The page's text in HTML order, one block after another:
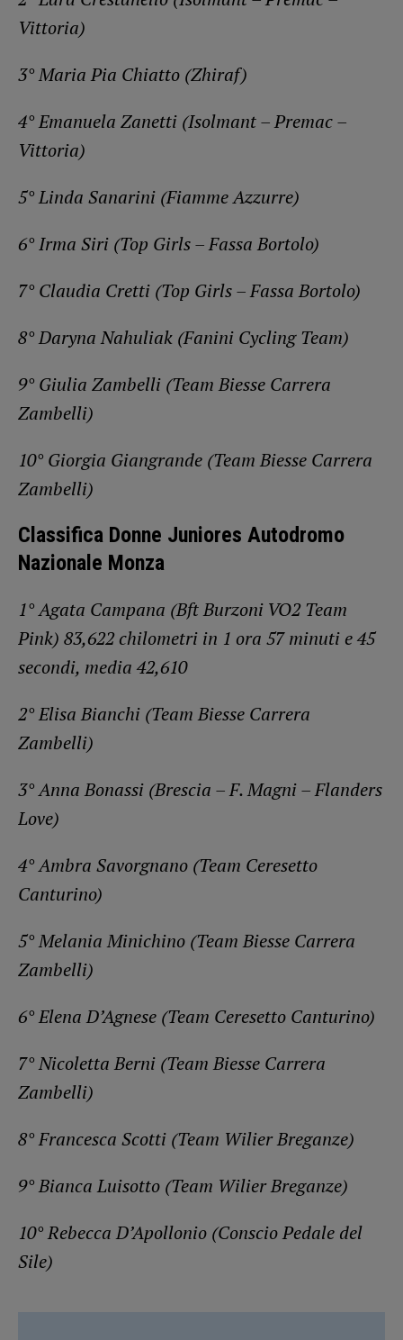
Vittoria)
3° Maria Pia Chiatto (Zhiraf)
4° Emanuela Zanetti (Isolmant – Premac –
Vittoria)
5° Linda Sanarini (Fiamme Azzurre)
6° Irma Siri (Top Girls – Fassa Bortolo)
7° Claudia Cretti (Top Girls – Fassa Bortolo)
8° Daryna Nahuliak (Fanini Cycling Team)
9° Giulia Zambelli (Team Biesse Carrera
Zambelli)
10° Giorgia Giangrande (Team Biesse Carrera
Zambelli)
Classifica Donne Juniores Autodromo
Nazionale Monza
1° Agata Campana (Bft Burzoni VO2 Team
Pink) 83,622 chilometri in 1 ora 57 minuti e 45
secondi, media 42,610
2° Elisa Bianchi (Team Biesse Carrera
Zambelli)
3° Anna Bonassi (Brescia – F. Magni – Flanders
Love)
4° Ambra Savorgnano (Team Ceresetto
Canturino)
5° Melania Minichino (Team Biesse Carrera
Zambelli)
6° Elena D’Agnese (Team Ceresetto Canturino)
7° Nicoletta Berni (Team Biesse Carrera
Zambelli)
8° Francesca Scotti (Team Wilier Breganze)
9° Bianca Luisotto (Team Wilier Breganze)
10° Rebecca D’Apollonio (Conscio Pedale del
Sile)